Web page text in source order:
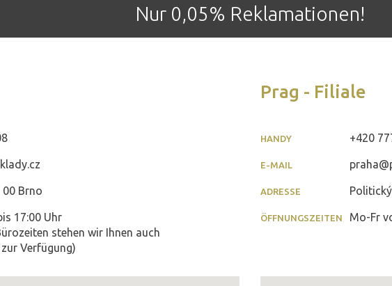
Nur 0,05% Reklamationen!
00 Brno
17:00 Uhr
stehen wir Ihnen auch
Verfügung)
Prag - Filiale
HANDY +420
E-MAIL
ADRESSE
ÖFFNUNGSZEITEN Mo-Fr